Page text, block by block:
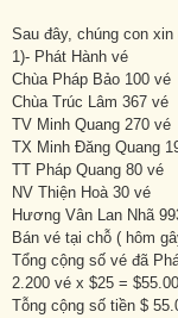
Sau đây, chúng con
1)- Phát Hành vé
Chùa Pháp Bảo 100 vé
Chùa Trúc Lâm 367 vé
TV Minh Quang 270 vé
TX Minh Đăng Quang
TT Pháp Quang 80 vé
NV Thiện Hoà 30 vé
Hương Vân Lan Nhã
Bán vé tại chỗ ( hôm
Tổng cộng số vé đã
2.200 vé x $25 =
Tỗng cộng số tiền $